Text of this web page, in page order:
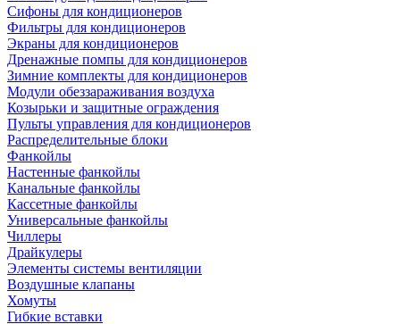
Сифоны для кондиционеров
Фильтры для кондиционеров
Экраны для кондиционеров
Дренажные помпы для кондиционеров
Зимние комплекты для кондиционеров
Модули обеззараживания воздуха
Козырьки и защитные ограждения
Пульты управления для кондиционеров
Распределительные блоки
Фанкойлы
Настенные фанкойлы
Канальные фанкойлы
Кассетные фанкойлы
Универсальные фанкойлы
Чиллеры
Драйкулеры
Элементы системы вентиляции
Воздушные клапаны
Хомуты
Гибкие вставки